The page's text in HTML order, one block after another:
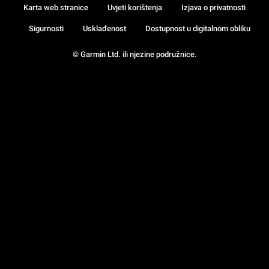
© Garmin Ltd. ili njezine podružnice.
Karta web stranice Uvjeti korištenja Izjava o privatnosti
Sigurnosti Usklađenost Dostupnost u digitalnom obliku